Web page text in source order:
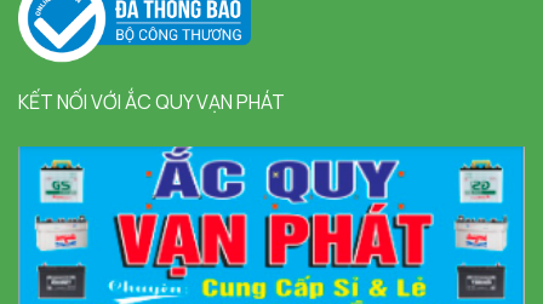
KẾT NỐI VỚI ẮC QUY VẠN PHÁT